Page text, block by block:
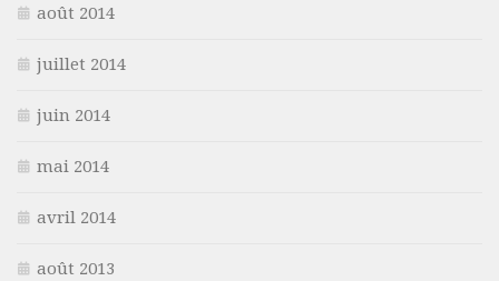
août 2014
juillet 2014
juin 2014
mai 2014
avril 2014
août 2013